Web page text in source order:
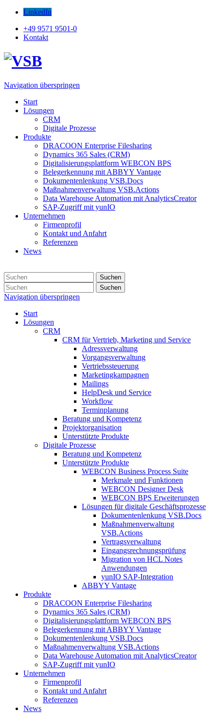
LinkedIn
+49 9571 9501-0
Kontakt
Navigation überspringen
Start
Lösungen
CRM
Digitale Prozesse
Produkte
DRACOON Enterprise Filesharing
Dynamics 365 Sales (CRM)
Digitalisierungsplattform WEBCON BPS
Belegerkennung mit ABBYY Vantage
Dokumentenlenkung VSB.Docs
Maßnahmenverwaltung VSB.Actions
Data Warehouse Automation mit AnalyticsCreator
SAP-Zugriff mit yunIO
Unternehmen
Firmenprofil
Kontakt und Anfahrt
Referenzen
News
Suchen
Suchen
Navigation überspringen
Start
Lösungen
CRM
CRM für Vertrieb, Marketing und Service
Adressverwaltung
Vorgangsverwaltung
Vertriebssteuerung
Marketingkampagnen
Mailings
HelpDesk und Service
Workflow
Terminplanung
Beratung und Kompetenz
Projektorganisation
Unterstützte Produkte
Digitale Prozesse
Beratung und Kompetenz
Unterstützte Produkte
WEBCON Business Process Suite
Merkmale und Funktionen
WEBCON Designer Desk
WEBCON BPS Erweiterungen
Lösungen für digitale Geschäftsprozesse
Dokumentenlenkung VSB.Docs
Maßnahmenverwaltung
VSB.Actions
Vertragsverwaltung
Eingangsrechnungs­prüfung
Migration von HCL Notes
Anwendungen
yunIO SAP-Integration
ABBYY Vantage
Produkte
DRACOON Enterprise Filesharing
Dynamics 365 Sales (CRM)
Digitalisierungsplattform WEBCON BPS
Belegerkennung mit ABBYY Vantage
Dokumentenlenkung VSB.Docs
Maßnahmenverwaltung VSB.Actions
Data Warehouse Automation mit AnalyticsCreator
SAP-Zugriff mit yunIO
Unternehmen
Firmenprofil
Kontakt und Anfahrt
Referenzen
News